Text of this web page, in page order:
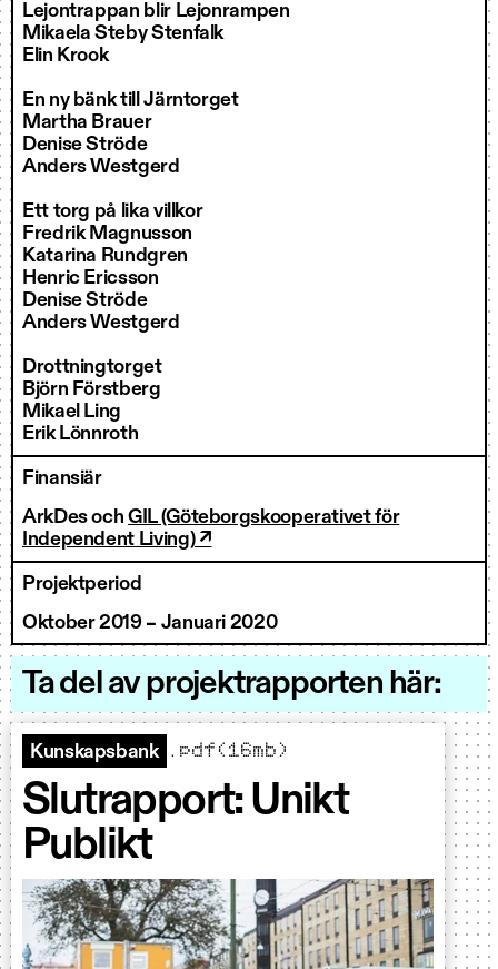
Lejontrappan blir Lejonrampen
Mikaela Steby Stenfalk
Elin Krook
En ny bänk till Järntorget
Martha Brauer
Denise Ströde
Anders Westgerd
Ett torg på lika villkor
Fredrik Magnusson
Katarina Rundgren
Henric Ericsson
Denise Ströde
Anders Westgerd
Drottningtorget
Björn Förstberg
Mikael Ling
Erik Lönnroth
Finansiär
ArkDes ochGIL (Göteborgskooperativet för
Independent Living) ↗
Projektperiod
Oktober 2019 – Januari 2020
Ta del av projektrapporten här:
Kunskapsbank .pdf(16mb)
Slutrapport: Unikt
Publikt